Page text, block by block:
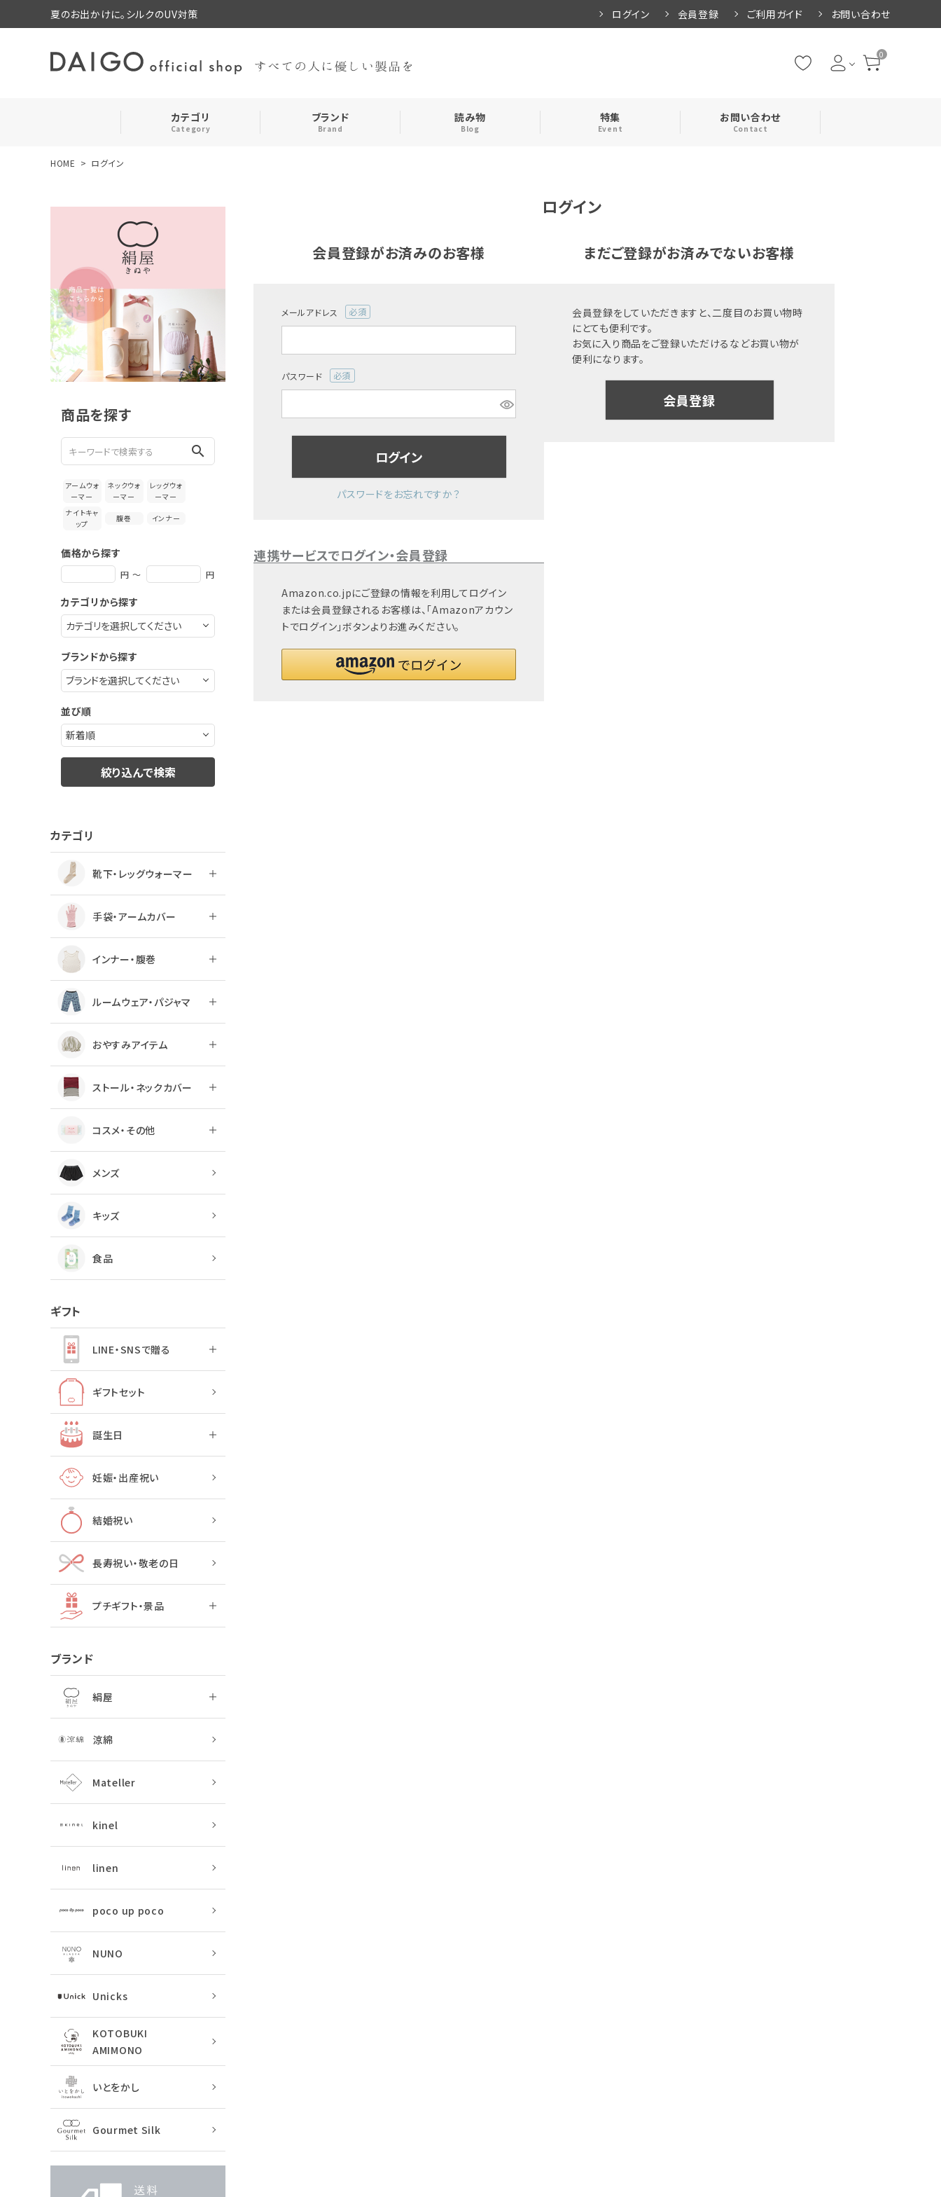
夏のお出かけに。シルクのUV対策 ログイン 会員登録 ご利用ガイド お問い合わせ
0
カテゴリ
Category
メンズ キッズ
ブランド
Brand
読み物
Blog
特集
Event
お問い合わせ
Contact
お気に入り
新着＆再入荷商品
カテゴリーから探す
ギフトを探す
ブランドから探す
HOME ログイン
商品を探す
search
アームウォ
ーマー
ネックウォ
ーマー
レッグウォ
ーマー
ナイトキャ
ップ
腹巻 インナー
価格から探す
円 ～ 円
カテゴリから探す
ブランドから探す
並び順
絞り込んで検索
カテゴリ
靴下・レッグウォーマー
手袋・アームカバー
インナー・腹巻
ルームウェア・パジャマ
おやすみアイテム
ストール・ネックカバー
コスメ・その他
メンズ
キッズ
食品
ギフト
LINE・SNSで贈る
ギフトセット
誕生日
妊娠・出産祝い
結婚祝い
長寿祝い・敬老の日
プチギフト・景品
ブランド
絹屋
涼綿
Mateller
kinel
linen
poco up poco
NUNO
Unicks
KOTOBUKI
AMIMONO
いとをかし
Gourmet Silk
ログイン
会員登録がお済みのお客様
メールアドレス
(必
パスワード
(必
ログイン
パスワードをお忘れですか？
連携サービスでログイン・会員登録
Amazon.co.jpにご登録の情報を利用してログイン
または会員登録されるお客様は、「Amazonアカウン
トでログイン」ボタンよりお進みください。
まだご登録がお済みでないお客様
会員登録をしていただきますと、二度目のお買い物時
にとても便利です。
お気に入り商品をご登録いただけるなどお買い物が
便利になります。
会員登録